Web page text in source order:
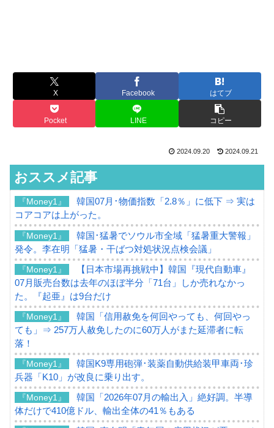
X Facebook はてブ
Pocket LINE コピー
2024.09.20 2024.09.21
おススメ記事
『Money1』
韓国07月･物価指数「2.8％」に低下 ⇒ 実は
コアコアは上がった。
『Money1』
韓国･猛暑でソウル市全域「猛暑重大警報」
発令。李在明「猛暑・干ばつ対処状況点検会議」
『Money1』
【日本市場再挑戦中】韓国『現代自動車』
07月販売台数は去年のほぼ半分「71台」しか売れなかっ
た。『起亜』は9台だけ
『Money1』
韓国「信用赦免を何回やっても、何回やっ
ても」⇒ 257万人赦免したのに60万人がまた延滞者に転
落！
『Money1』
韓国K9専用砲弾･装薬自動供給装甲車両･珍
兵器「K10」が改良に乗り出す。
『Money1』
韓国「2026年07月の輸出入」絶好調。半導
体だけで410億ドル、輸出全体の41％もある